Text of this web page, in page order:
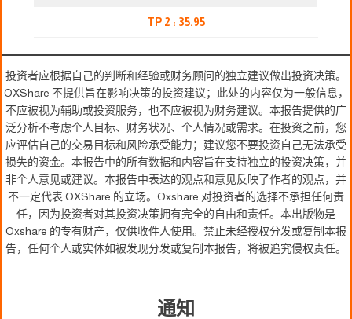
TP 2 : 35.95
投资者应根据自己的判断和经验或财务顾问的独立建议做出投资决策。
OXShare 不提供旨在影响决策的投资建议；此处的内容仅为一般信息，
不应被视为辅助或投资服务，也不应被视为财务建议。本报告提供的广
泛分析不考虑个人目标、财务状况、个人情况或需求。在投资之前，您
应评估自己的交易目标和风险承受能力；建议您不要投资自己无法承受
损失的资金。本报告中的所有数据和内容旨在支持独立的投资决策，并
非个人意见或建议。本报告中表达的观点和意见反映了作者的观点，并
不一定代表 OXShare 的立场。Oxshare 对投资者的选择不承担任何责
任，因为投资者对其投资决策拥有完全的自由和责任。本出版物是
Oxshare 的专有财产，仅供收件人使用。禁止未经授权分发或复制本报
告，任何个人或实体如被发现分发或复制本报告，将被追究侵权责任。
通知